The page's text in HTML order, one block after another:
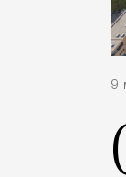
9
Отпуск в этом